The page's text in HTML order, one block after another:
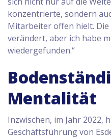
konzentrierte, sondern
Mitarbeiter offen hielt.
verändert, aber ich habe
wiedergefunden.“
Mentalität
Inzwischen, im Jahr 2022,
Geschäftsführung von